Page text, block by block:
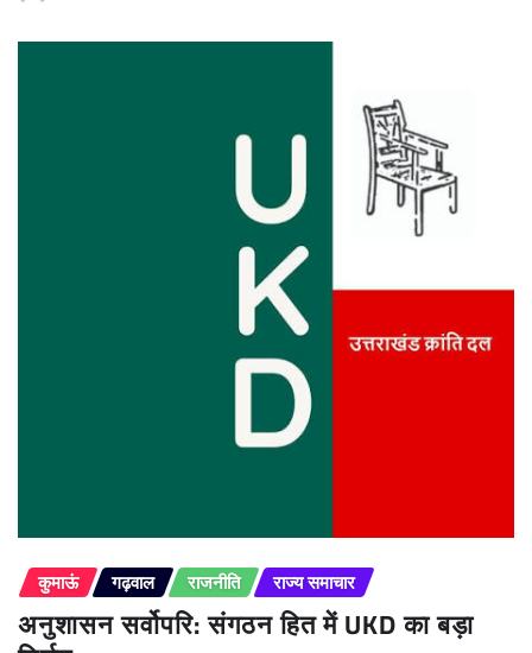
कुमाऊं गढ़वाल राजनीति राज्य समाचार
अनुशासन सर्वोपरि: संगठन हित में UKD का बड़ा